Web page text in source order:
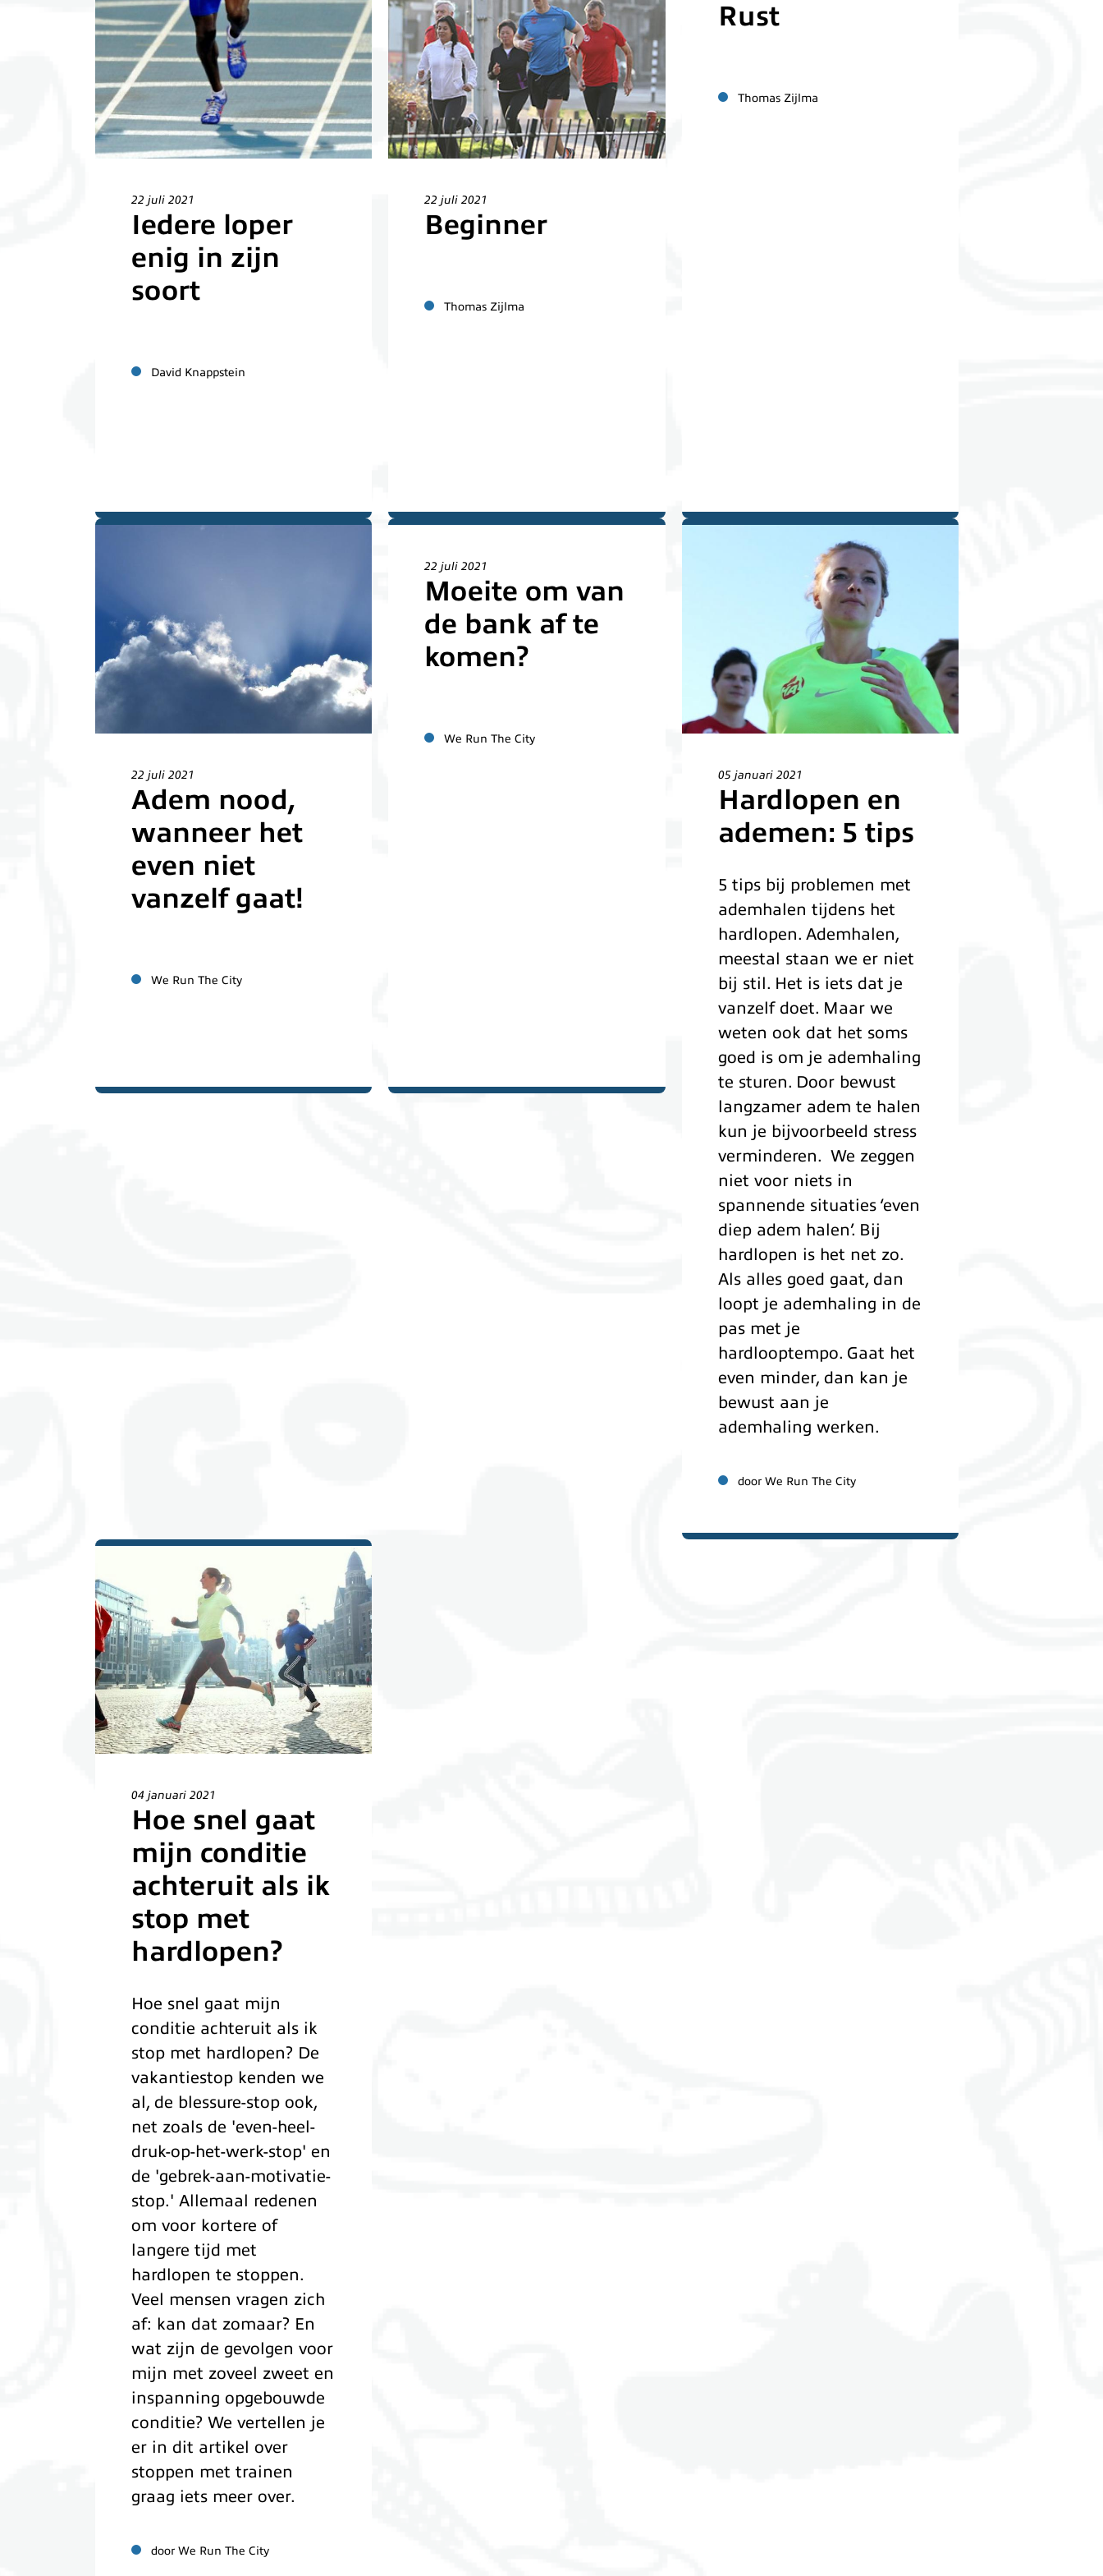
22 juli 2021
Iedere loper
enig in zijn
soort
David Knappstein
22 juli 2021
Beginner
Thomas Zijlma
Rust
Thomas Zijlma
22 juli 2021
Adem nood,
wanneer het
even niet
vanzelf gaat!
We Run The City
22 juli 2021
Moeite om van
de bank af te
komen?
We Run The City
05 januari 2021
Hardlopen en
ademen: 5 tips
5 tips bij problemen met
ademhalen tijdens het
hardlopen. Ademhalen,
meestal staan we er niet
bij stil. Het is iets dat je
vanzelf doet. Maar we
weten ook dat het soms
goed is om je ademhaling
te sturen. Door bewust
langzamer adem te halen
kun je bijvoorbeeld stress
verminderen. We zeggen
niet voor niets in
spannende situaties ‘even
diep adem halen’. Bij
hardlopen is het net zo.
Als alles goed gaat, dan
loopt je ademhaling in de
pas met je
hardlooptempo. Gaat het
even minder, dan kan je
bewust aan je
ademhaling werken.
door We Run The City
04 januari 2021
Hoe snel gaat
mijn conditie
achteruit als ik
stop met
hardlopen?
Hoe snel gaat mijn
conditie achteruit als ik
stop met hardlopen? De
vakantiestop kenden we
al, de blessure-stop ook,
net zoals de 'even-heel-
druk-op-het-werk-stop' en
de 'gebrek-aan-motivatie-
stop.' Allemaal redenen
om voor kortere of
langere tijd met
hardlopen te stoppen.
Veel mensen vragen zich
af: kan dat zomaar? En
wat zijn de gevolgen voor
mijn met zoveel zweet en
inspanning opgebouwde
conditie? We vertellen je
er in dit artikel over
stoppen met trainen
graag iets meer over.
door We Run The City